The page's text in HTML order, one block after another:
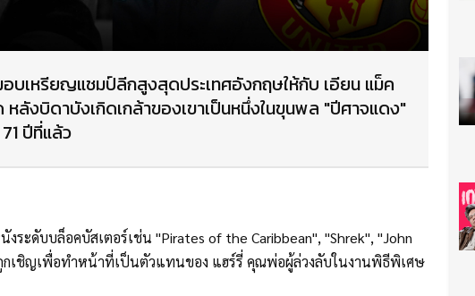
อบเหรียญแชมป์ลีกสูงสุดประเทศอังกฤษให้กับ เอียน แม็ค
ลังบิดาบังเกิดเกล้าของเขาเป็นหนึ่งในขุนพล "ปีศาจแดง"
ปีที่แล้ว
ระดับบล็อคบัสเตอร์เช่น "Pirates of the Caribbean", "Shrek", "John
กเชิญเพื่อทำหน้าที่เป็นตัวแทนของ แฮร์รี่ คุณพ่อผู้ล่วงลับในงานพิธีพิเศษ